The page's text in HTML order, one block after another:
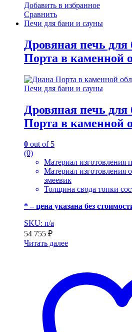
Добавить в избранное
Сравнить
Печи для бани и сауны
Дровяная печь
Порта в каменной
Печи для бани и сауны
Дровяная печь
Порта в каменной
0 out of 5
(0)
Материал изготовления
Материал изготовления
змеевик
Толщина свода топки
* – цена указана без
SKU: n/a
54 755 ₽
Читать далее